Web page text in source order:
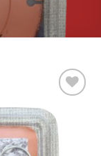
Añadir a
favoritos